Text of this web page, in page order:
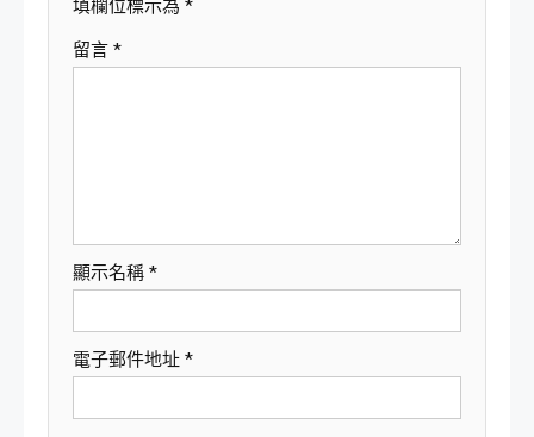
填欄位標示為 *
留言 *
顯示名稱 *
電子郵件地址 *